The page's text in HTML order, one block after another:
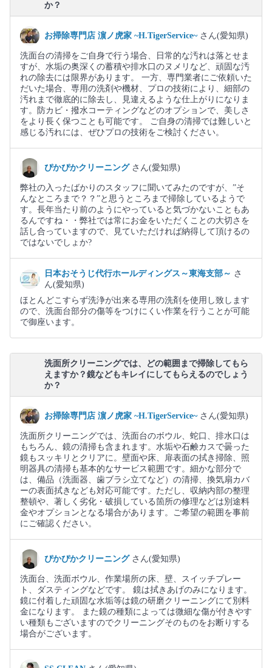
か？
お掃除専門店 濵ノ虎家 ~H.TigerService~ さん(愛知県)
洗面台の清掃をご自身で行う場合、日常的な汚れは落とせま
すが、水垢の奥深くの蓄積や排水口のヌメリなど、頑固な汚
れの除去には限界があります。 一方、専門業者にご依頼いた
だいた場合、専用の洗剤や機材、プロの技術により、細部の
汚れまで徹底的に除去し、見違えるような仕上がりになりま
す。防カビ・撥水コーティングなどのオプションで、美しさ
をより長く保つことも可能です。 ご自身の清掃では難しいと
感じる汚れには、ぜひプロの技術をご検討ください。
ぴかぴかクリーニング さん(愛知県)
弊社の入ったばかりのスタッフに聞いてみたのですが、”そ
んなところまで？？”と思うところまで掃除しているようで
す。長年当たり前のようにやっていると気づかないこともあ
るんですね・・弊社では常にお金をいただくことの大切さを
話し合っていますので、見ていただければ納得して頂けるの
ではないでしょか?
日本おそうじ代行ホールディングス～東海支部～ さ
ん(愛知県)
ほとんどこすらず洗浄が出来る専用の洗剤を使用し致します
ので、洗面台部分の傷等をつけにくい作業を行うことが可能
で御座います。
洗面所クリーニングでは、どの範囲まで掃除してもら
えますか？鏡などもキレイにしてもらえるのでしょう
か？
お掃除専門店 濵ノ虎家 ~H.TigerService~ さん(愛知県)
洗面所クリーニングでは、洗面台のボウル、蛇口、排水口は
もちろん、鏡の清掃も含まれます。水垢や石鹸カスで曇った
鏡もスッキリとクリアに。壁面や床、扉表面の拭き掃除、照
明器具の清掃も基本的なサービス範囲です。細かな部分で
は、備品（洗面器、歯ブラシ立てなど）の清掃、換気扇カバ
ーの表面拭きなども対応可能です。ただし、収納内部の整理
整頓や、著しく劣化・破損している箇所の修理などは別途料
金やオプションとなる場合があります。ご希望の範囲を事前
にご確認ください。
ぴかぴかクリーニング さん(愛知県)
洗面台、洗面ボウル、作業場所の床、壁、スイッチプレー
ト、ダスティングなどです。 鏡は拭きあげのみになります。
鏡に付着した頑固な水垢等は鏡の研磨クリーニングにて別料
金になります。 また鏡の種類によっては微細な傷が付きやす
い種類もございますのでクリーニングそのものをお断りする
場合がございます。